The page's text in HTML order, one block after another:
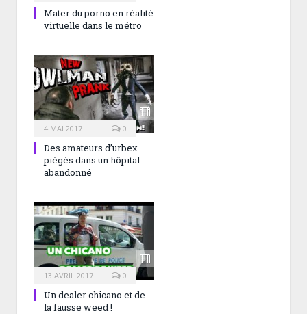
Mater du porno en réalité
virtuelle dans le métro
4 MAI 2017 0
Des amateurs d’urbex
piégés dans un hôpital
abandonné
13 AVRIL 2017 0
Un dealer chicano et de
la fausse weed !